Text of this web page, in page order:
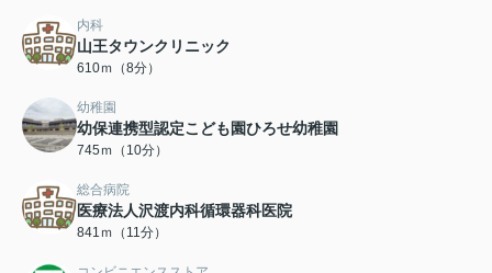
内科
山王タウンクリニック
610ｍ（8分）
幼稚園
幼保連携型認定こども園ひろせ幼稚園
745ｍ（10分）
総合病院
医療法人沢渡内科循環器科医院
841ｍ（11分）